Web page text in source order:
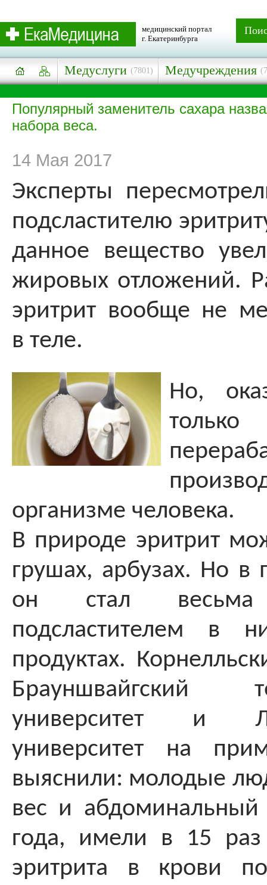
медицинский портал
г. Екатеринбурга
Медуслуги (7801) Медучреждения
Популярный заменитель сахара
набора веса.
14 Мая 2017
Эксперты
подсластителю
данное вещество
жировых отложений.
эритрит вообще не
в теле.
Но,
только
организме человека.
В природе эритрит
грушах, арбузах. Но в
он стал весьма
подсластителем в
продуктах.
Брауншвайгский
университет и
университет на
выяснили: молодые
вес и
года, имели в 15
эритрита в крови